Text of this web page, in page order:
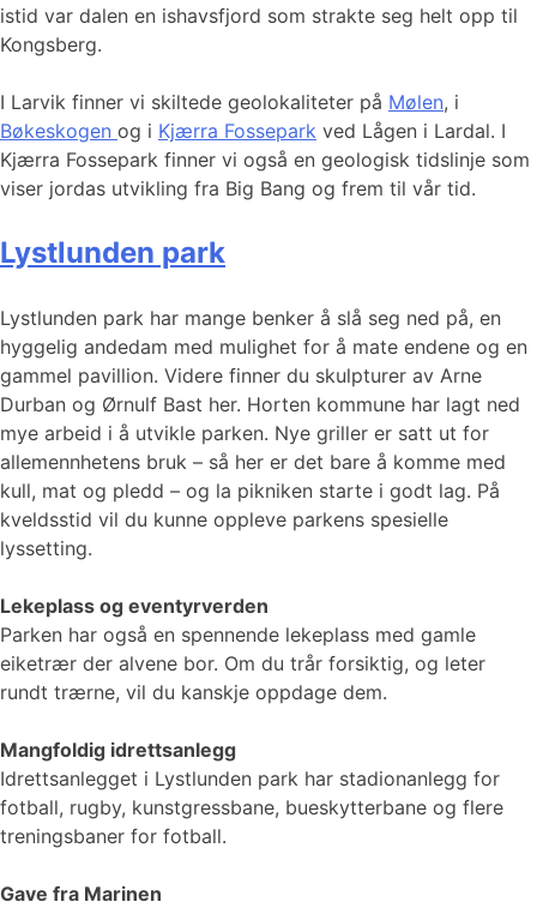
istid var dalen en ishavsfjord som strakte seg helt opp til
Kongsberg.
I Larvik finner vi skiltede geolokaliteter på Mølen, i
Bøkeskogen og i Kjærra Fossepark ved Lågen i Lardal. I
Kjærra Fossepark finner vi også en geologisk tidslinje som
viser jordas utvikling fra Big Bang og frem til vår tid.
Lystlunden park
Lystlunden park har mange benker å slå seg ned på, en
hyggelig andedam med mulighet for å mate endene og en
gammel pavillion. Videre finner du skulpturer av Arne
Durban og Ørnulf Bast her. Horten kommune har lagt ned
mye arbeid i å utvikle parken. Nye griller er satt ut for
allemennhetens bruk – så her er det bare å komme med
kull, mat og pledd – og la pikniken starte i godt lag. På
kveldsstid vil du kunne oppleve parkens spesielle
lyssetting.
Lekeplass og eventyrverden
Parken har også en spennende lekeplass med gamle
eiketrær der alvene bor. Om du trår forsiktig, og leter
rundt trærne, vil du kanskje oppdage dem.
Mangfoldig idrettsanlegg
Idrettsanlegget i Lystlunden park har stadionanlegg for
fotball, rugby, kunstgressbane, bueskytterbane og flere
treningsbaner for fotball.
Gave fra Marinen